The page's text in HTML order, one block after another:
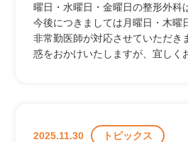
曜日・水曜日・金曜日の整形外科
今後につきましては月曜日・木曜
非常勤医師が対応させていただき
惑をおかけいたしますが、宜しく
2025.11.30 トピックス